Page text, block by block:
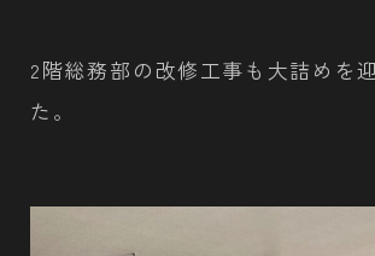
2階総務部の改修工事も大詰めを
た。